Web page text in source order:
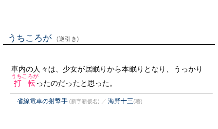
うちころが (逆引き)
車内の人々は、少女が居眠りから本眠りとなり、うっかり
打転
うちころが
ったのだったと思った。
省線電車の射撃手 (新字新仮名) ／ 海野十三(著)